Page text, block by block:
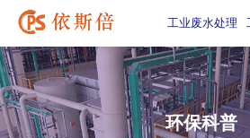
工业废水处理
环保科普